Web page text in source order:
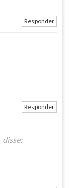
Responder
Responder
disse: